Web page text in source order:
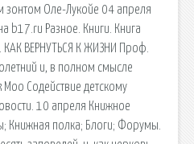
Оле-Лукойе 04 апреля
b17.ru Разное. Книги. Книга
КАК ВЕРНУТЬСЯ К ЖИЗНИ Проф.
и, в полном смысле
Содействие детскому
10 апреля Книжное
Книжная полка; Блоги; Форумы.